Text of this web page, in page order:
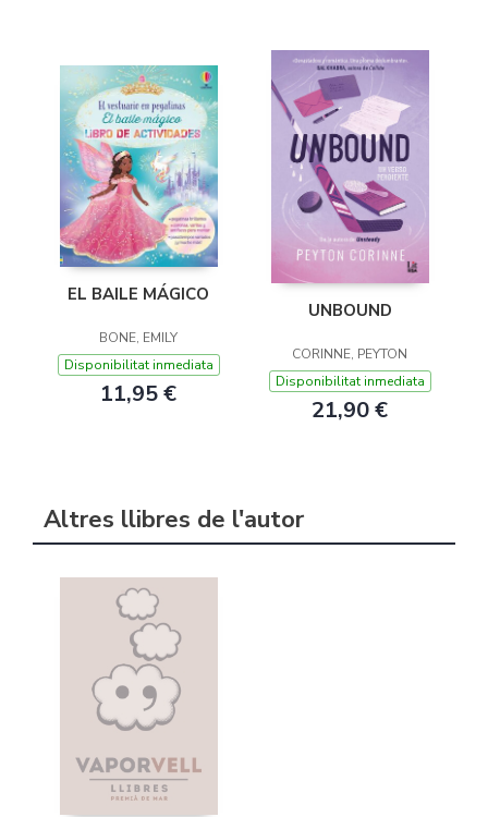
EL BAILE MÁGICO
BONE, EMILY
Disponibilitat inmediata
11,95 €
UNBOUND
CORINNE, PEYTON
Disponibilitat inmediata
21,90 €
Altres llibres de l'autor